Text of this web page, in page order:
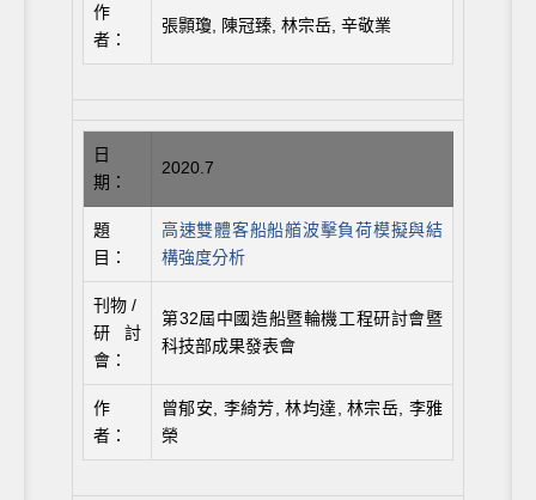
作
者：
張顥瓊, 陳冠臻, 林宗岳, 辛敬業
日
期：
2020.7
題
目：
高速雙體客船船艏波擊負荷模擬與結
構強度分析
刊物 /
研討
會：
第32屆中國造船暨輪機工程研討會暨
科技部成果發表會
作
者：
曾郁安, 李綺芳, 林均達, 林宗岳, 李雅
榮